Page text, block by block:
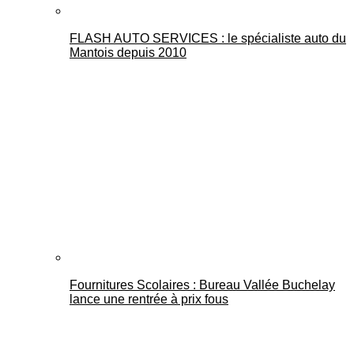
FLASH AUTO SERVICES : le spécialiste auto du
Mantois depuis 2010
Fournitures Scolaires : Bureau Vallée Buchelay
lance une rentrée à prix fous